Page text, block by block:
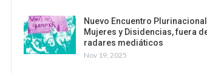
Nuevo Encuentro
Mujeres y Disidencias, fuera
radares mediáticos
Nov 19, 2025